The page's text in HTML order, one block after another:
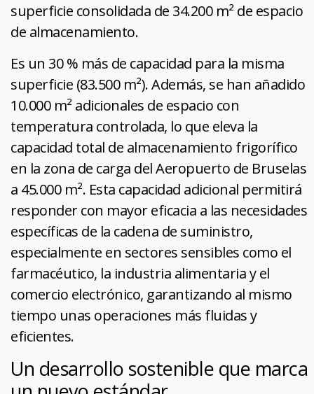
superficie consolidada de 34.200 m² de espacio
de almacenamiento.
Es un 30 % más de capacidad para la misma
superficie (83.500 m²). Además, se han añadido
10.000 m² adicionales de espacio con
temperatura controlada, lo que eleva la
capacidad total de almacenamiento frigorífico
en la zona de carga del Aeropuerto de Bruselas
a 45.000 m². Esta capacidad adicional permitirá
responder con mayor eficacia a las necesidades
específicas de la cadena de suministro,
especialmente en sectores sensibles como el
farmacéutico, la industria alimentaria y el
comercio electrónico, garantizando al mismo
tiempo unas operaciones más fluidas y
eficientes.
Un desarrollo sostenible que marca